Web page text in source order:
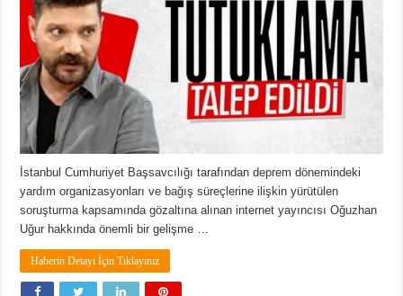
İstanbul Cumhuriyet Başsavcılığı tarafından deprem dönemindeki
yardım organizasyonları ve bağış süreçlerine ilişkin yürütülen
soruşturma kapsamında gözaltına alınan internet yayıncısı Oğuzhan
Uğur hakkında önemli bir gelişme …
Haberin Detayı İçin Tıklayınız